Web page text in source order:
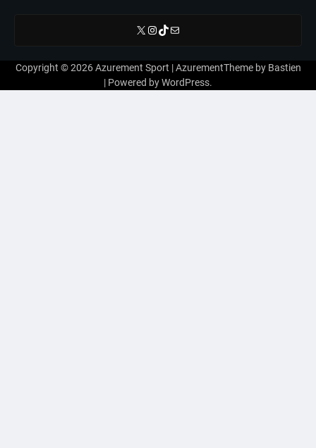
X Instagram
TikTok
E-mail
Copyright © 2026Azurement Sport | AzurementTheme by Bastien
| Powered byWordPress.